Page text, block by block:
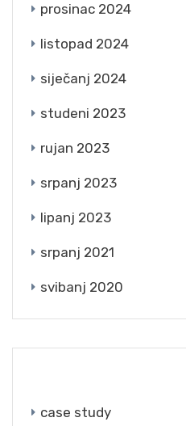
prosinac 2024
listopad 2024
siječanj 2024
studeni 2023
rujan 2023
srpanj 2023
lipanj 2023
srpanj 2021
svibanj 2020
case study